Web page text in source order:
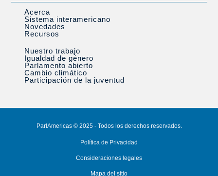
Acerca
Sistema interamericano
Novedades
Recursos
Nuestro trabajo
Igualdad de género
Parlamento abierto
Cambio climático
Participación de la juventud
ParlAmericas © 2025 - Todos los derechos reservados.
Política de Privacidad
Consideraciones legales
Mapa del sitio